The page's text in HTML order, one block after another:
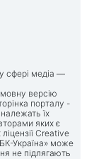
у сфері медіа —
версію
порталу -
їх
яких є
Creative
Україна» може
не підлягають